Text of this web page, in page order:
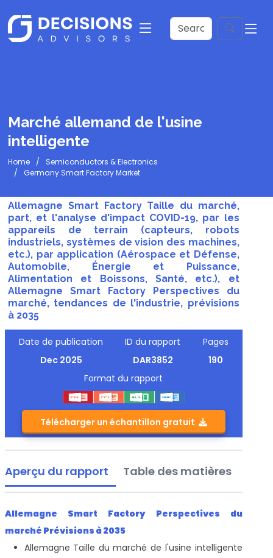
Marché allemand de l'usine
intelligente
Home
Semiconductors & Electronics
Germany Smart Factory Market
Allemagne Smart Factory Taille du marché,
part, et l'analyse d'impact COVID-19, par les
appareils de terrain (capteurs, robots
industriels, systèmes de vision des machines,
etc.), par application (Aérospace et Défense,
Automobile, Énergie et Puissance,
Alimentation et Boissons, Santé, etc.), et
Allemagne Smart Factory Perspectives du
marché, tendances de l'industrie, prévisions
à 2035
Date de publication
Dec 2025
ID du rapport
DAR3852
Pages
190
Format du rapport
Télécharger un échantillon gratuit
Aperçu du rapport Table des matières
Allemagne Smart Factory Perspectives du
marché Prévisions à 2035
Allemagne Taille du marché de l'usine intelligente